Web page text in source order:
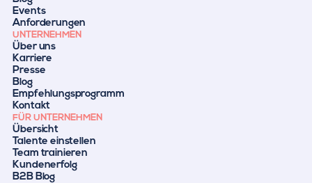
Events
Anforderungen
UNTERNEHMEN
Über uns
Karriere
Presse
Blog
Empfehlungsprogramm
Kontakt
FÜR UNTERNEHMEN
Übersicht
Talente einstellen
Team trainieren
Kundenerfolg
B2B Blog